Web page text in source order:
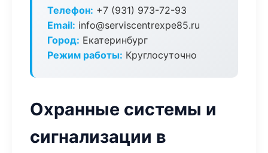
Телефон: +7 (931) 973-72-93
Email: info@serviscentrexpe85.ru
Город: Екатеринбург
Режим работы: Круглосуточно
Охранные системы и
сигнализации в